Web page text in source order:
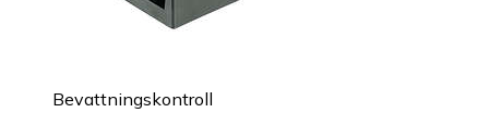
Bevattningskontroll